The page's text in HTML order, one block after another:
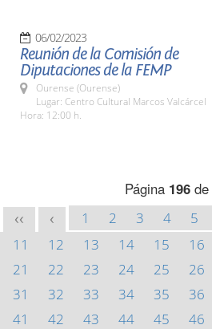
06/02/2023
Reunión de la Comisión de
Diputaciones de la FEMP
Ourense (Ourense)
Lugar: Centro Cultural Marcos Valcárcel
Hora: 12:00 h.
Página 196de
<< < 1 2 3 4 5
11
12 13 14 15 16
21
22 23 24 25 26
31
32 33 34 35 36
41
42 43 44 45 46